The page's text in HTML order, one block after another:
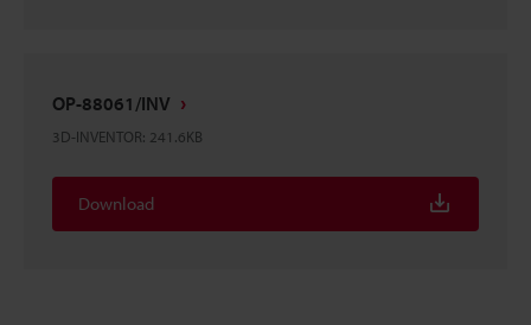
OP-88061/INV
3D-INVENTOR: 241.6KB
Download